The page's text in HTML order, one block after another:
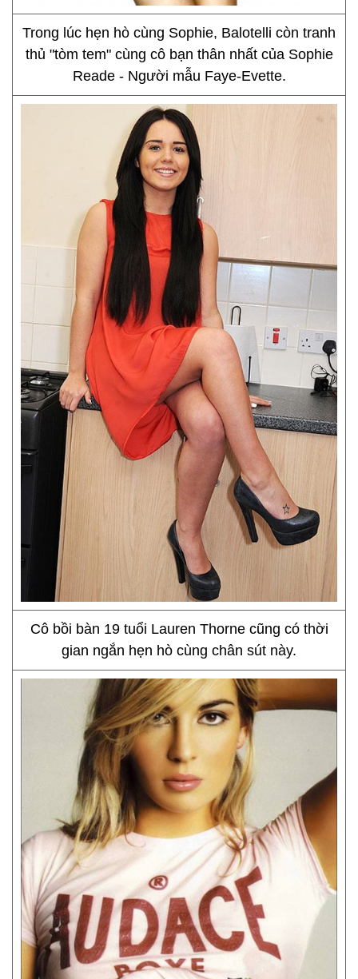
Trong lúc hẹn hò cùng Sophie, Balotelli còn tranh
thủ "tòm tem" cùng cô bạn thân nhất của Sophie
Reade - Người mẫu Faye-Evette.
Cô bồi bàn 19 tuổi Lauren Thorne cũng có thời
gian ngắn hẹn hò cùng chân sút này.